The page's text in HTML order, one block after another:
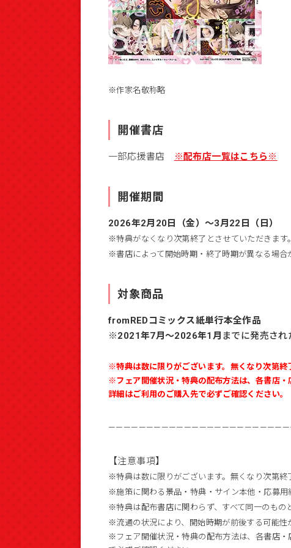
※作家名敬称略
開催書店
一部応援書店 ※配布店一覧はこちら※
開催期間
2026年2月20日（金）～3月22日（日）
※特典がなくなり次第終了とさせていただきます。
※書店によって開始時期・終了時期が異なる場合
対象商品
fromREDコミックス紙単行本全作品
※2021年7月～2026年1月 までに発売され
※特典は数に限りがございます。無くなり次第終
※フェア開催状況・特典の配布方法は、各書店・
詳細はご利用のご購入先で必ずご確認ください。
【注意事項】
※特典は数に限りがございます。無くなり次第終
※施策に関わる景品・特典・サイン本他・応募用
※特典は配布書店に関わらず、すべて同一のもの
※流通の状況により、開始時期が前後する可能性
※フェア開催状況・特典の配布方法は、各書店